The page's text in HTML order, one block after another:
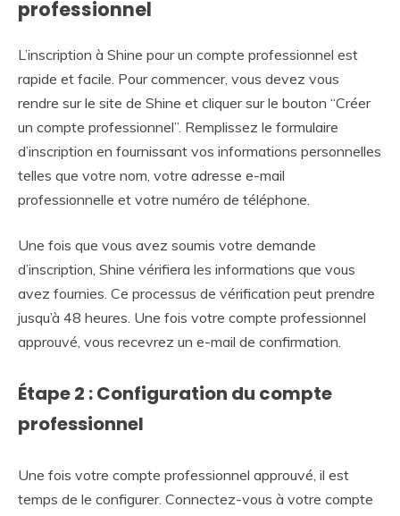
professionnel
L’inscription à Shine pour un compte professionnel est
rapide et facile. Pour commencer, vous devez vous
rendre sur le site de Shine et cliquer sur le bouton “Créer
un compte professionnel”. Remplissez le formulaire
d’inscription en fournissant vos informations personnelles
telles que votre nom, votre adresse e-mail
professionnelle et votre numéro de téléphone.
Une fois que vous avez soumis votre demande
d’inscription, Shine vérifiera les informations que vous
avez fournies. Ce processus de vérification peut prendre
jusqu’à 48 heures. Une fois votre compte professionnel
approuvé, vous recevrez un e-mail de confirmation.
Étape 2 : Configuration du compte
professionnel
Une fois votre compte professionnel approuvé, il est
temps de le configurer. Connectez-vous à votre compte